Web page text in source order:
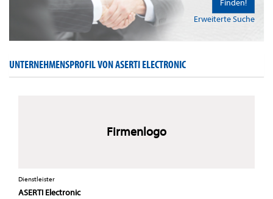
Erweiterte Suche
Finden!
UNTERNEHMENSPROFIL VON ASERTI ELECTRONIC
Firmenlogo
Dienstleister
ASERTI Electronic